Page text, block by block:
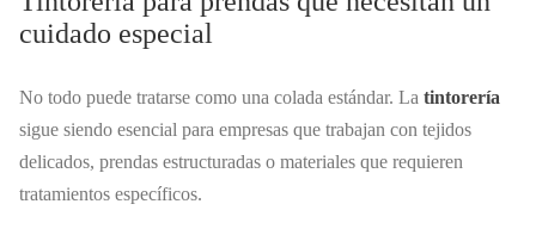
cuidado especial
No todo puede tratarse como una colada estándar. La tintorería
sigue siendo esencial para empresas que trabajan con tejidos
delicados, prendas estructuradas o materiales que requieren
tratamientos específicos.